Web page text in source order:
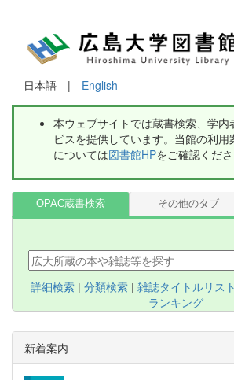
日本語 | English
本ウェブサイトでは蔵書検索、学内
ビスを提供しています。当館の利
については図書館HPをご確認くださ
OPAC蔵書検索 その他のタブ
詳細検索 | 分類検索 | 雑誌タイトルリスト
ランキング
新着案内